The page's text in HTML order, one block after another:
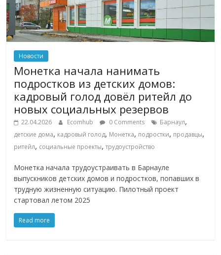
Новости
Монетка начала нанимать
подростков из детских домов:
кадровый голод довёл ритейл до
новых социальных резервов
22.04.2026 Ecomhub 0 Comments Барнаул,
детские дома, кадровый голод, Монетка, подростки, продавцы,
ритейл, социальные проекты,трудоустройство
Монетка начала трудоустраивать в Барнауле
выпускников детских домов и подростков, попавших в
трудную жизненную ситуацию. Пилотный проект
стартовал летом 2025
Read more